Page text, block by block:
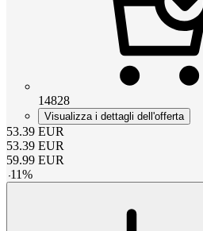
14828
Visualizza i dettagli dell'offerta
53.39 EUR
53.39 EUR
59.99 EUR
-11%